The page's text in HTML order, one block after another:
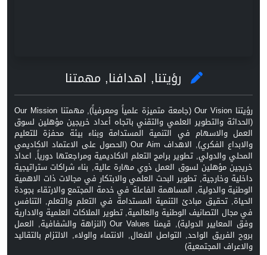
رؤيتنا, اهدافنا, مهمتنا
رؤيتنا Our Vision (جامعة متميزة علمياً ومعرفياً), مهمتنا Our Mission
(الحداثة والتطوير العلمي والتقني باتجاه أعداد خريجين مؤهلين لسوق
العمل والاسهام في التنمية المستدامة وبناء بيئة محفزة للتعليم
والابداع الفكري), الاهداف Our Aim (الحصول على الاعتماد الاكاديمي
المحلي والدولي, تطوير برامج التعلم الاكاديمية ومراجعتها دورياً, اعداد
خريجين مؤهلين لسوق العمل ذوي مهارة عالية, بناء شراكات ستراتيجية
داخلية وخارجية, تطوير البحث العلمي والابتكار في مجالات ذات الاهمية
الوطنية والدولية, المساهمة الفاعلة في خدمة المجتمع والارتقاء بجودة
الحياة, تحقيق مبادئ التنمية المستدامة في التعلم والتعلم, التنافس
في مجال التصانيف الوطنية والعالمية, تطوير الملاكات العلمية والادارية
وفق المعايير الدولية), قيمنا Our Values (النزاهة والشفافية, العمل
بروح الفريق الواحد, التواصل الفعال, الانتماء والولاء, الالتزام بالتقاليد
والاعراف المجتمعية)